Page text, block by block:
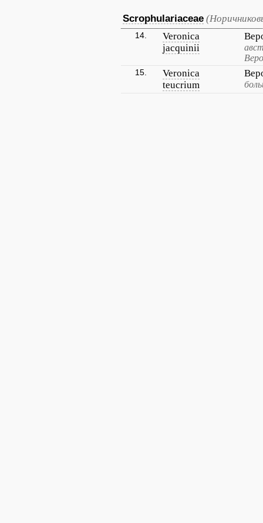
Scrophulariaceae
14.
Veronica
jacquinii
15.
Veronica
teucrium